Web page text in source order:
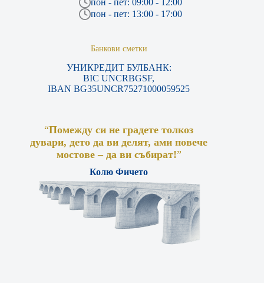
пон - пет: 09:00 - 12:00
пон - пет: 13:00 - 17:00
Банкови сметки
УНИКРЕДИТ БУЛБАНК:
BIC UNCRBGSF,
IBAN BG35UNCR75271000059525
“Помежду си не градете толкоз
дувари, дето да ви делят, ами повече
мостове – да ви събират!”
Колю Фичето